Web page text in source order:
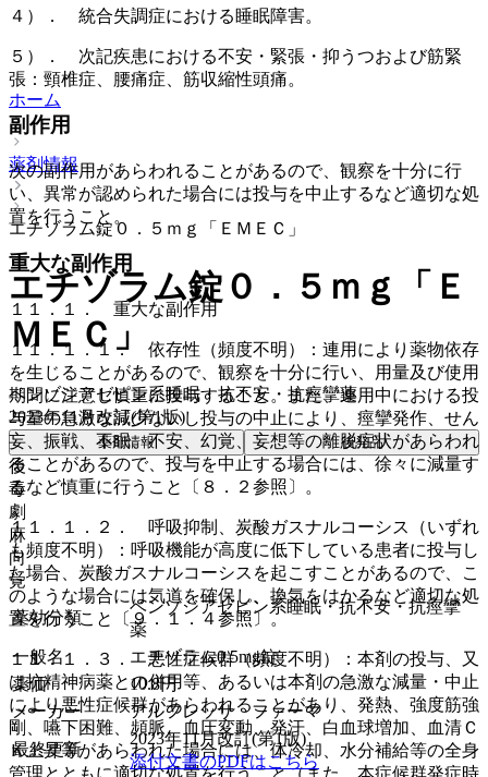
４）． 統合失調症における睡眠障害。
５）． 次記疾患における不安・緊張・抑うつおよび筋緊
張：頸椎症、腰痛症、筋収縮性頭痛。
副作用
次の副作用があらわれることがあるので、観察を十分に行
い、異常が認められた場合には投与を中止するなど適切な処
置を行うこと。
重大な副作用
１１．１． 重大な副作用
１１．１．１． 依存性（頻度不明）：連用により薬物依存
を生じることがあるので、観察を十分に行い、用量及び使用
期間に注意し慎重に投与すること。また、連用中における投
与量の急激な減少ないし投与の中止により、痙攣発作、せん
妄、振戦、不眠、不安、幻覚、妄想等の離脱症状があらわれ
ることがあるので、投与を中止する場合には、徐々に減量す
るなど慎重に行うこと〔８．２参照〕。
１１．１．２． 呼吸抑制、炭酸ガスナルコーシス（いずれ
も頻度不明）：呼吸機能が高度に低下している患者に投与し
た場合、炭酸ガスナルコーシスを起こすことがあるので、こ
のような場合には気道を確保し、換気をはかるなど適切な処
置を行うこと〔９．１．４参照〕。
１１．１．３． 悪性症候群（頻度不明）：本剤の投与、又
は抗精神病薬との併用等、あるいは本剤の急激な減量・中止
により悪性症候群があらわれることがあり、発熱、強度筋強
剛、嚥下困難、頻脈、血圧変動、発汗、白血球増加、血清Ｃ
Ｋ上昇等があらわれた場合には、体冷却、水分補給等の全身
管理とともに適切な処置を行うこと（また、本症候群発症時
ホーム
薬剤情報
エチゾラム錠０．５ｍｇ「ＥＭＥＣ」
エチゾラム錠０．５ｍｇ「Ｅ
ＭＥＣ」
ベンゾジアゼピン系睡眠・抗不安・抗痙攣薬
2023年11月改訂(第1版)
薬剤情報 後発品
後
毒
劇
麻
向
覚
薬効分類
ベンゾジアゼピン系睡眠・抗不安・抗痙攣
薬
一般名
エチゾラム0.5mg錠
薬価
10.8円
メーカー
アルフレッサ ファーマ
最終更新
2023年11月改訂(第1版)
添付文書のPDFはこちら